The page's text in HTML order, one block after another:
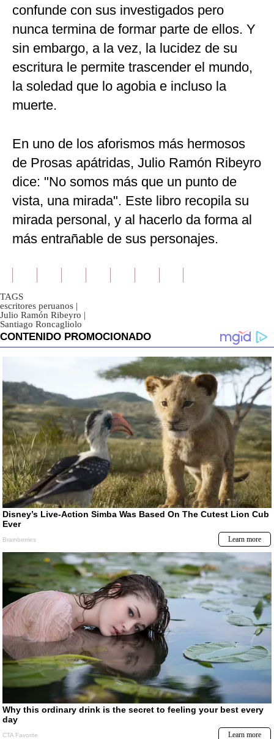
confunde con sus investigados pero
nunca termina de formar parte de ellos. Y
sin embargo, a la vez, la lucidez de su
escritura le permite trascender el mundo,
la soledad que lo agobia e incluso la
muerte.
En uno de los aforismos más hermosos
de Prosas apátridas, Julio Ramón Ribeyro
dice: "No somos más que un punto de
vista, una mirada". Este libro recopila su
mirada personal, y al hacerlo da forma al
más entrañable de sus personajes.
TAGS
escritores peruanos |
Julio Ramón Ribeyro |
Santiago Roncagliolo